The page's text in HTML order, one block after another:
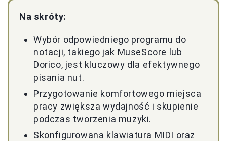
Na skróty:
Wybór odpowiedniego programu do
notacji, takiego jak MuseScore lub
Dorico, jest kluczowy dla efektywnego
pisania nut.
Przygotowanie komfortowego miejsca
pracy zwiększa wydajność i skupienie
podczas tworzenia muzyki.
Skonfigurowana klawiatura MIDI oraz